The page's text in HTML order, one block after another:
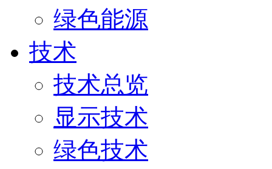
绿色能源
技术
技术总览
显示技术
绿色技术